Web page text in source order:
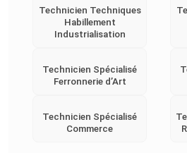
Technicien Techniques
Habillement
Industrialisation
Technicien Spécialisé
Ferronnerie d’Art
Technicien Spécialisé
Commerce